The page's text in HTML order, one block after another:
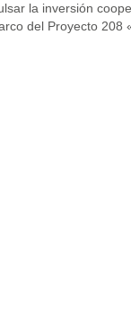
la inversión
del Proyecto 208